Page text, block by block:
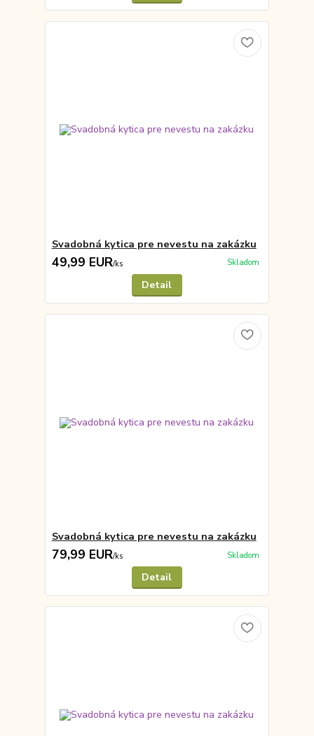
Svadobná kytica pre nevestu na zakázku
49,99 EUR/ks Skladom
Detail
Svadobná kytica pre nevestu na zakázku
79,99 EUR/ks Skladom
Detail